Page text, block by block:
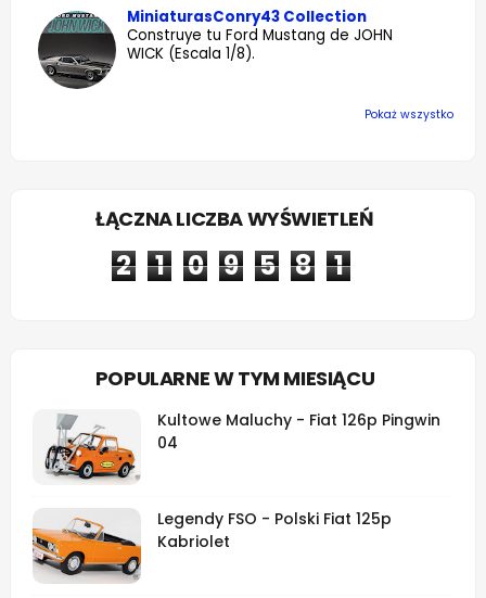
MiniaturasConry43 Collection
Construye tu Ford Mustang de JOHN
WICK (Escala 1/8).
Pokaż wszystko
ŁĄCZNA LICZBA WYŚWIETLEŃ
2 1 0 9 5 8 1
POPULARNE W TYM MIESIĄCU
Kultowe Maluchy - Fiat 126p Pingwin
04
Legendy FSO - Polski Fiat 125p
Kabriolet